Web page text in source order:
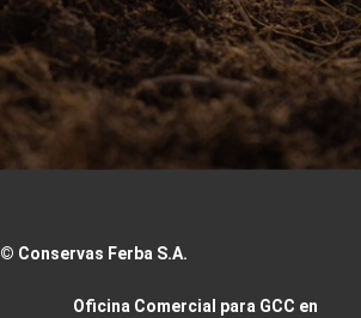
© Conservas Ferba S.A.
Oficina Comercial para GCC en